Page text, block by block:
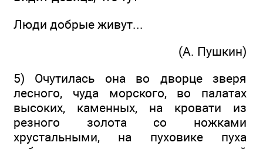
Люди добрые живут...
(А. Пушкин)
5) Очутилась она во дворце зверя
лесного, чуда морского, во палатах
высоких, каменных, на кровати из
резного золота со ножками
хрустальными, на пуховике пуха